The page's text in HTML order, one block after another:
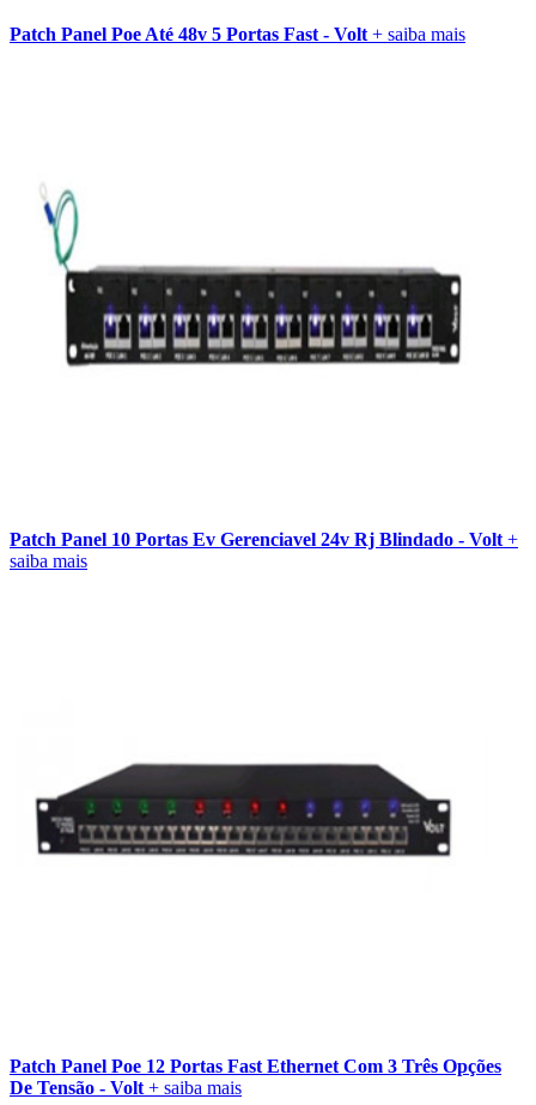
Patch Panel Poe Até 48v 5 Portas Fast - Volt + saiba mais
Patch Panel 10 Portas Ev Gerenciavel 24v Rj Blindado - Volt +
saiba mais
Patch Panel Poe 12 Portas Fast Ethernet Com 3 Três Opções
De Tensão - Volt + saiba mais